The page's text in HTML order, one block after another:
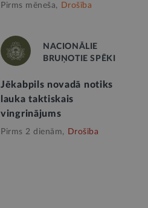
Pirms mēneša, Drošība
NACIONĀLIE
BRUŅOTIE SPĒKI
Jēkabpils novadā notiks
lauka taktiskais
vingrinājums
Pirms 2 dienām, Drošība